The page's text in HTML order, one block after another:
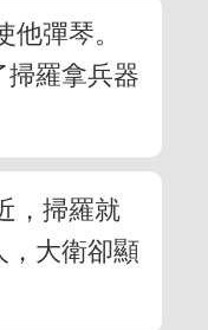
彈琴。
掃羅拿兵器
，掃羅就
，大衛卻顯